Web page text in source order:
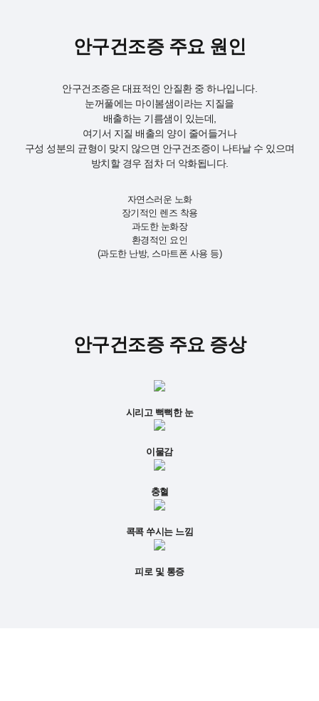
안구건조증 주요 원인
안구건조증은 대표적인 안질환 중 하나입니다.
눈꺼풀에는 마이봄샘이라는 지질을
배출하는 기름샘이 있는데,
여기서 지질 배출의 양이 줄어들거나
구성 성분의 균형이 맞지 않으면 안구건조증이 나타날 수 있으며
방치할 경우 점차 더 악화됩니다.
자연스러운 노화
장기적인 렌즈 착용
과도한 눈화장
환경적인 요인
(과도한 난방, 스마트폰 사용 등)
안구건조증 주요 증상
시리고 뻑뻑한 눈
이물감
충혈
콕콕 쑤시는 느낌
피로 및 통증